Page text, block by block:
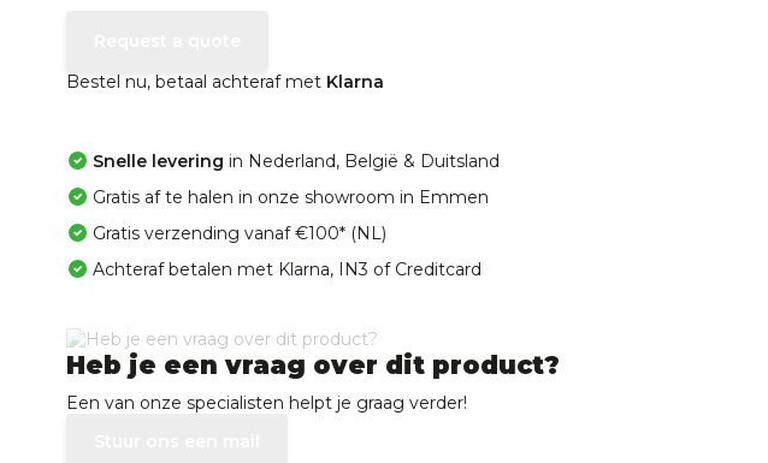
Bestel nu, betaal achteraf met Klarna
Snelle levering in Nederland, België & Duitsland
Gratis af te halen in onze showroom in Emmen
Gratis verzending vanaf €100* (NL)
Achteraf betalen met Klarna, IN3 of Creditcard
Heb je een vraag over dit product?
Een van onze specialisten helpt je graag verder!